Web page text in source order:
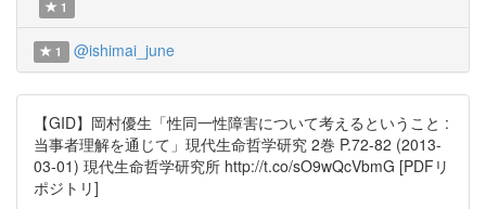
1
1 @ishimai_june
【GID】岡村優生「性同一性障害について考えるということ :
当事者理解を通じて」現代生命哲学研究 2巻 P.72-82 (2013-
03-01) 現代生命哲学研究所 http://t.co/sO9wQcVbmG [PDFリ
ポジトリ]